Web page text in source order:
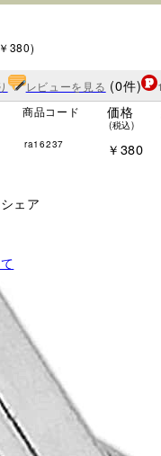
380)
レビューを見る (0件)
商品コード 価格
(税込)
ra16237 ￥380
ェア